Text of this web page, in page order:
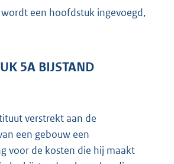
een hoofdstuk ingevoegd,
5A BIJSTAND
verstrekt aan de
een gebouw een
voor de kosten die hij maakt